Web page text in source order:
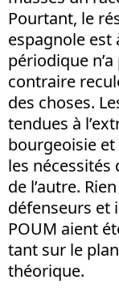
Pourtant, le
espagnole est
périodique
contraire
des choses.
tendues à
bourgeoisie et
les
de l’autre.
défenseurs et
POUM aient
tant sur le
théorique.